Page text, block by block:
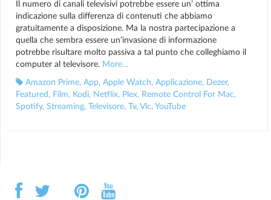
Il numero di canali televisivi potrebbe essere un’ ottima
indicazione sulla differenza di contenuti che abbiamo
gratuitamente a disposizione. Ma la nostra partecipazione a
quella che sembra essere un’invasione di informazione
potrebbe risultare molto passiva a tal punto che colleghiamo il
computer al televisore. More…
Amazon Prime, App, Apple Watch, Applicazione, Dezer,
Featured , Film, Kodi, Netflix, Plex, Remote Control For Mac,
Spotify, Streaming, Televisore, Tv, Vlc, YouTube